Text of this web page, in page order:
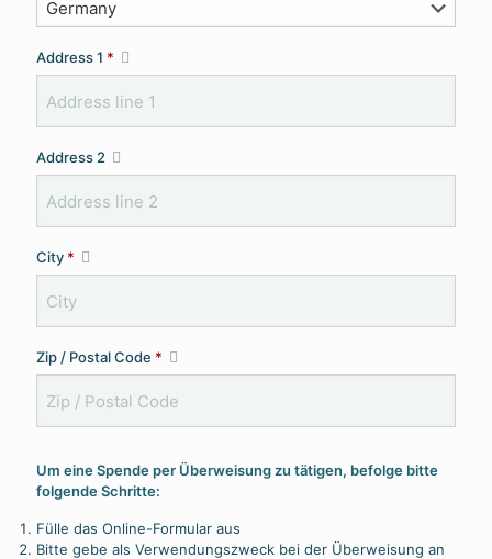
Address 1 *
Address 2
City *
Zip / Postal Code *
Um eine Spende per Überweisung zu tätigen, befolge bitte
folgende Schritte:
Fülle das Online-Formular aus
Bitte gebe als Verwendungszweck bei der Überweisung an